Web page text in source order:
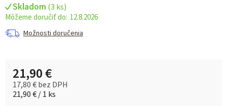
Skladom (3 ks)
12.8.2026
Možnosti doručenia
21,90 €
17,80 € bez DPH
Jednotková cena:
21,90 € / 1 ks